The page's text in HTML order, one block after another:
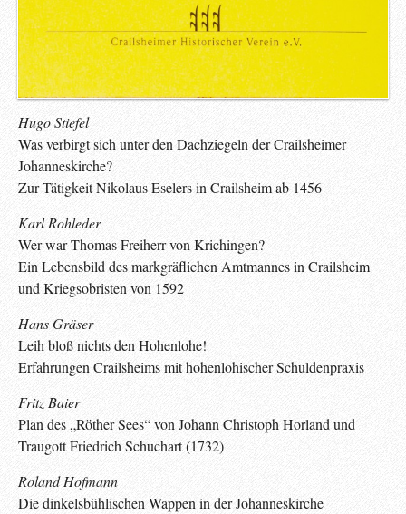
Hugo Stiefel
Was verbirgt sich unter den Dachziegeln der Crailsheimer
Johanneskirche?
Zur Tätigkeit Nikolaus Eselers in Crailsheim ab 1456
Karl Rohleder
Wer war Thomas Freiherr von Krichingen?
Ein Lebensbild des markgräflichen Amtmannes in Crailsheim
und Kriegsobristen von 1592
Hans Gräser
Leih bloß nichts den Hohenlohe!
Erfahrungen Crailsheims mit hohenlohischer Schuldenpraxis
Fritz Baier
Plan des „Röther Sees“ von Johann Christoph Horland und
Traugott Friedrich Schuchart (1732)
Roland Hofmann
Die dinkelsbühlischen Wappen in der Johanneskirche